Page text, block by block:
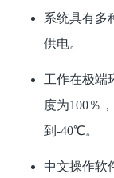
系统具有多
供电。
工作在极端
度为100％
到-40℃。
中文操作软